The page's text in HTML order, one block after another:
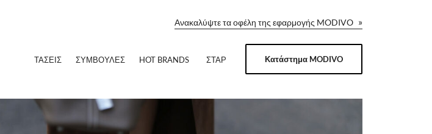
Ανακαλύψτε τα οφέλη της εφαρμογής MODIVO »
ΤΆΣΕΙΣ ΣΥΜΒΟΥΛΈΣ HOT BRANDS ΣΤΑΡ Κατάστημα MODIVO